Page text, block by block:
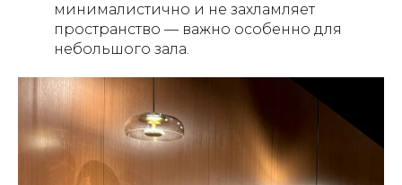
минималистично и не захламляет
пространство — важно особенно для
небольшого зала.